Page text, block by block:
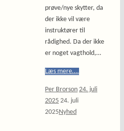
prøve/nye skytter, da
der ikke vil være
instruktører til
rådighed. Da der ikke
er noget vagthold,…
Læs mere….
Per Brorson 24. juli
2025 24. juli
2025Nyhed